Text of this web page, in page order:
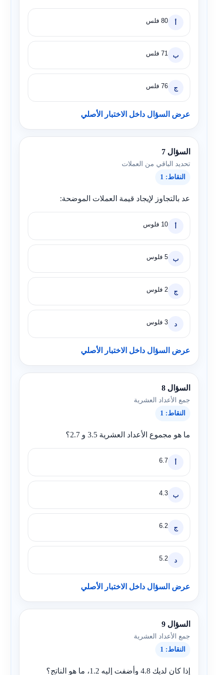
أ 80 فلس
ب 71 فلس
ج 76 فلس
عرض السؤال داخل الاختبار الأصلي
السؤال 7
تحديد الباقي من العملات
النقاط: 1
عد بالتجاوز لإيجاد قيمة العملات الموضحة:
أ 10 فلوس
ب 5 فلوس
ج 2 فلوس
د 3 فلوس
عرض السؤال داخل الاختبار الأصلي
السؤال 8
جمع الأعداد العشرية
النقاط: 1
ما هو مجموع الأعداد العشرية 3.5و 2.7؟
أ 6.7
ب 4.3
ج 6.2
د 5.2
عرض السؤال داخل الاختبار الأصلي
السؤال 9
جمع الأعداد العشرية
النقاط: 1
إذا كان لديك 4.8وأضفت إليه 1.2، ما هو الناتج؟